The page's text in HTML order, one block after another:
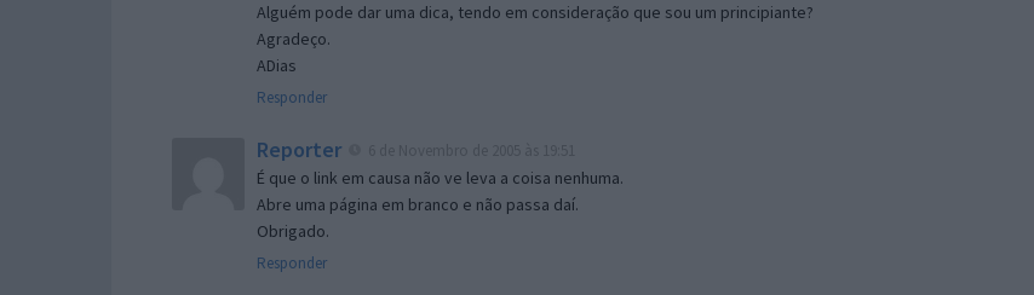
Alguém pode dar uma dica, tendo em consideração que sou um principiante?
Agradeço.
ADias
Responder
Reporter
É que o link em causa não ve leva a coisa nenhuma.
Abre uma página em branco e não passa daí.
Obrigado.
Responder